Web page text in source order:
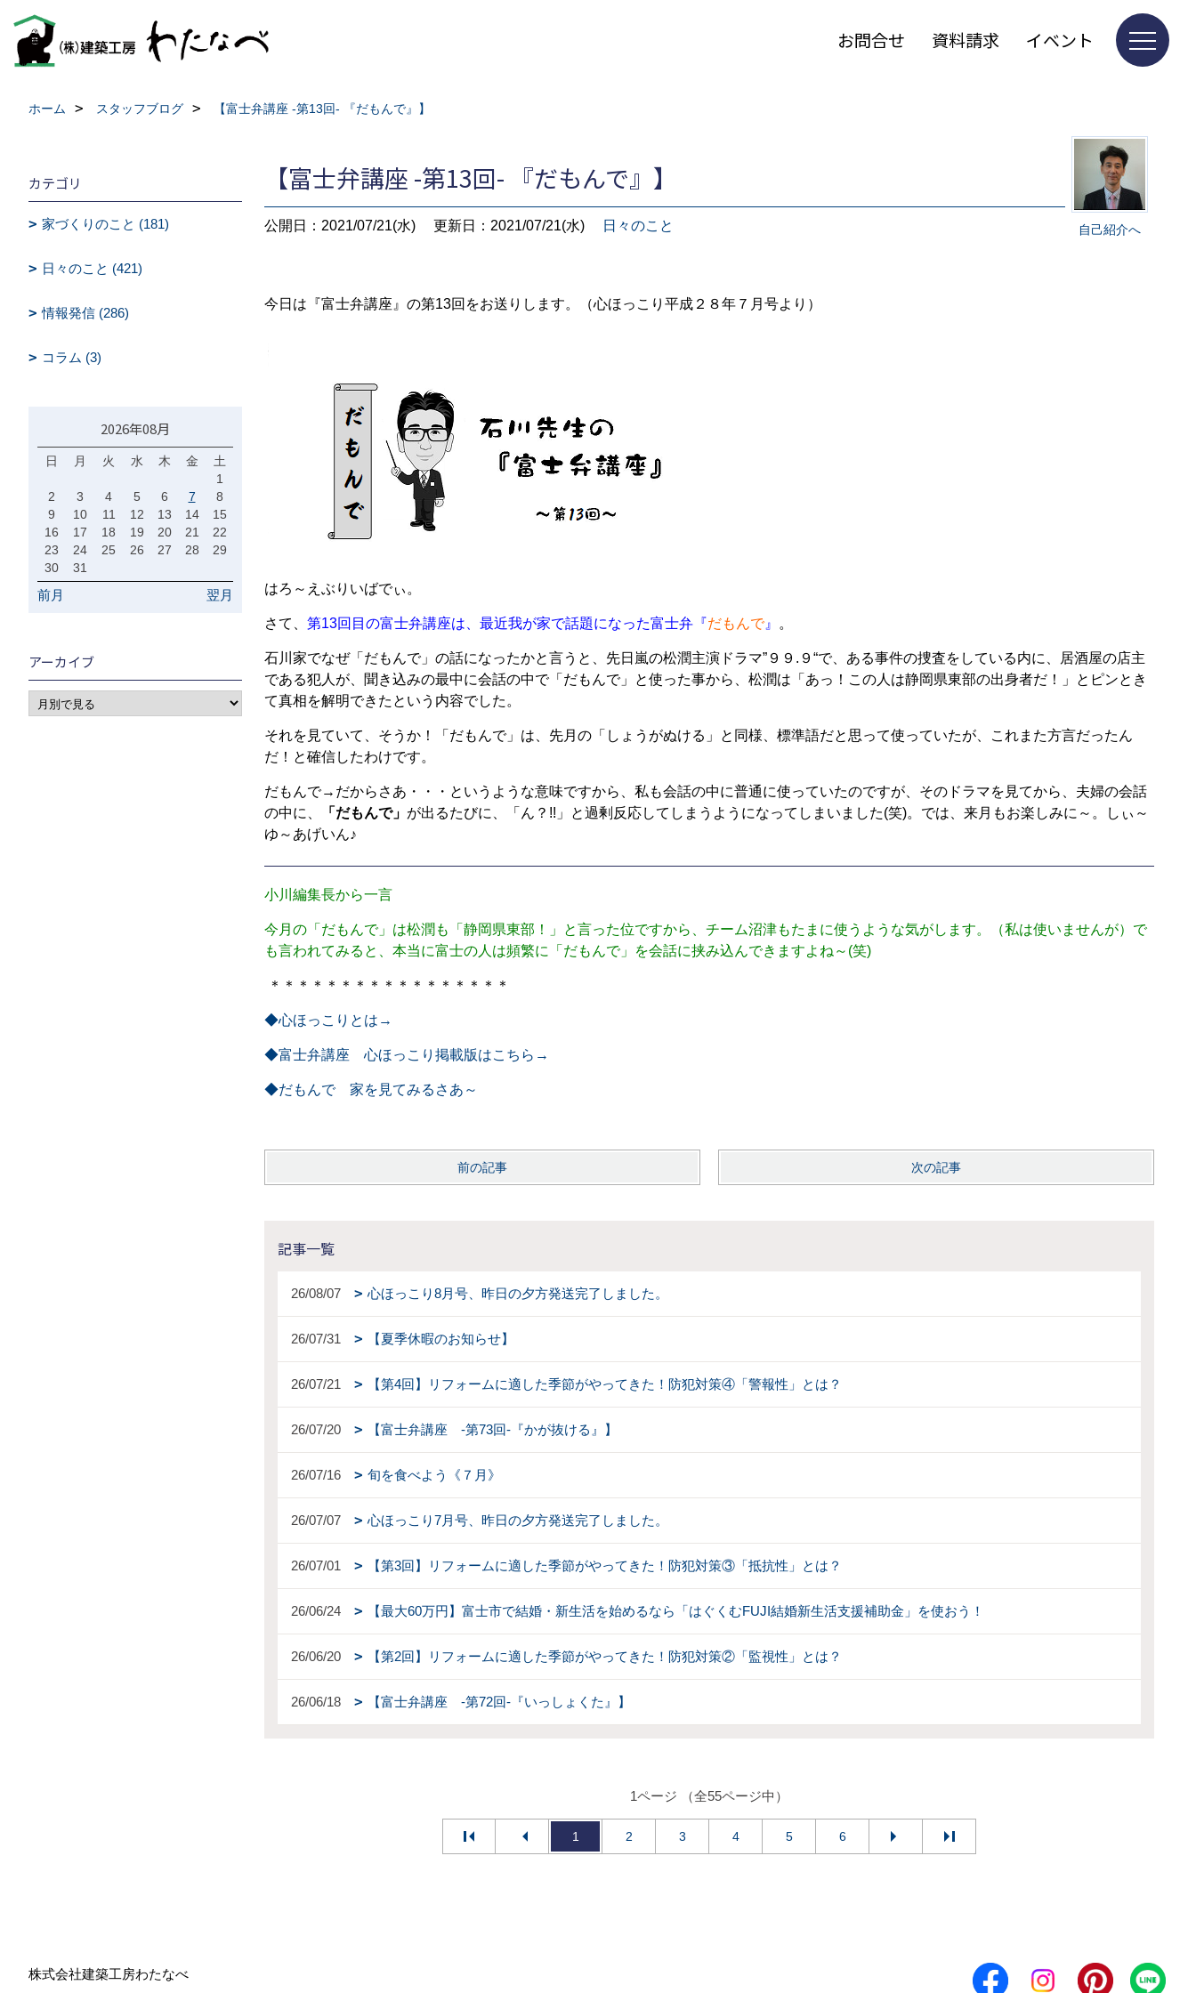
お問合せ 資料請求 イベント
ホーム スタッフブログ 【富士弁講座 -第13回- 『だもんで』】
自己紹介へ
【富士弁講座 -第13回- 『だもんで』】
公開日：2021/07/21(水) 更新日：2021/07/21(水) 日々のこと
今日は『富士弁講座』の第13回をお送りします。（心ほっこり平成２８年７月号より）
はろ～えぶりいばでぃ。
さて、 第13回目の富士弁講座は、最近我が家で話題になった富士弁『だもんで』 。
石川家でなぜ「だもんで」の話になったかと言うと、先日嵐の松潤主演ドラマ”９９.９“で、ある事件の捜査をしている内に、居酒屋の店主
である犯人が、聞き込みの最中に会話の中で「だもんで」と使った事から、松潤は「あっ！この人は静岡県東部の出身者だ！」とピンとき
て真相を解明できたという内容でした。
それを見ていて、そうか！「だもんで」は、先月の「しょうがぬける」と同様、標準語だと思って使っていたが、これまた方言だったん
だ！と確信したわけです。
だもんで→だからさあ・・・というような意味ですから、私も会話の中に普通に使っていたのですが、そのドラマを見てから、夫婦の会話
の中に、
「だもんで」 が出るたびに、「ん？!!」と過剰反応してしまうようになってしまいました(笑)。では、来月もお楽しみに～。しぃ～
ゆ～あげいん♪
小川編集長から一言
今月の「だもんで」は松潤も「静岡県東部！」と言った位ですから、チーム沼津もたまに使うような気がします。（私は使いませんが）で
も言われてみると、本当に富士の人は頻繁に「だもんで」を会話に挟み込んできますよね～(笑)
＊＊＊＊＊＊＊＊＊＊＊＊＊＊＊＊＊
◆心ほっこりとは→
◆富士弁講座 心ほっこり掲載版はこちら→
◆だもんで 家を見てみるさあ～
前の記事 次の記事
記事一覧
26/08/07 心ほっこり8月号、昨日の夕方発送完了しました。
26/07/31 【夏季休暇のお知らせ】
26/07/21 【第4回】リフォームに適した季節がやってきた！防犯対策④「警報性」とは？
26/07/20 【富士弁講座 -第73回-『かが抜ける』】
26/07/16 旬を食べよう《７月》
26/07/07 心ほっこり7月号、昨日の夕方発送完了しました。
26/07/01 【第3回】リフォームに適した季節がやってきた！防犯対策③「抵抗性」とは？
26/06/24 【最大60万円】富士市で結婚・新生活を始めるなら「はぐくむFUJI結婚新生活支援補助金」を使おう！
26/06/20 【第2回】リフォームに適した季節がやってきた！防犯対策②「監視性」とは？
26/06/18 【富士弁講座 -第72回-『いっしょくた』】
1ページ （全55ページ中）
1 2 3 4 5 6
カテゴリ
家づくりのこと (181)
日々のこと (421)
情報発信 (286)
コラム (3)
2026年08月
日 月 火 水 木 金
土
1
2
3 4 5 6 7
8
9
10 11 12 13 14
15
16
17 18 19 20 21
22
23
24 25 26 27 28
29
30
31
前月 翌月
アーカイブ
株式会社建築工房わたなべ